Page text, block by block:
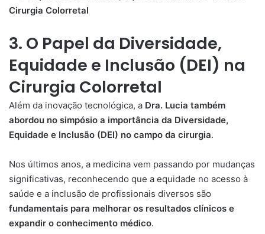
3. O Papel da Diversidade,
Equidade e Inclusão (DEI) na
Cirurgia Colorretal
Além da inovação tecnológica, a Dra. Lucia também
abordou no simpósio a importância da Diversidade,
Equidade e Inclusão (DEI) no campo da cirurgia.
Nos últimos anos, a medicina vem passando por mudanças
significativas, reconhecendo que a equidade no acesso à
saúde e a inclusão de profissionais diversos são
fundamentais para melhorar os resultados clínicos e
expandir o conhecimento médico.